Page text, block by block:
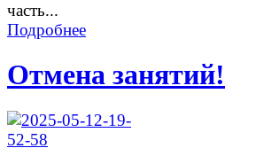
часть...
Подробнее
Отмена занятий!